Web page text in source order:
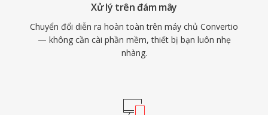
Xử lý trên đám mây
Chuyển đổi diễn ra hoàn toàn trên máy chủ Convertio
— không cần cài phần mềm, thiết bị bạn luôn nhẹ
nhàng.